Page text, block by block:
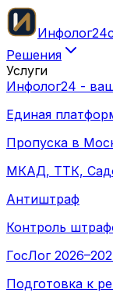
Инфолог24
Решения
Услуги
Инфолог24 -
Единая
Пропуска в
МКАД, ТТК,
Антиштраф
Контроль
ГосЛог
Подготовка к